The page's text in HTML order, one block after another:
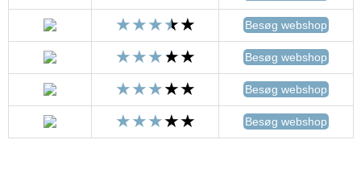
Besøg webshop
Besøg webshop
Besøg webshop
Besøg webshop